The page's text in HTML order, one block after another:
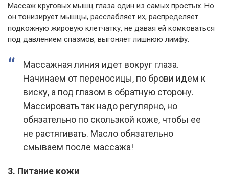
Массаж круговых мышц глаза один из самых простых. Но
он тонизирует мышцы, расслабляет их, распределяет
подкожную жировую клетчатку, не давая ей комковаться
под давлением спазмов, выгоняет лишнюю лимфу.
Массажная линия идет вокруг глаза.
Начинаем от переносицы, по брови идем к
виску, а под глазом в обратную сторону.
Массировать так надо регулярно, но
обязательно по скользкой коже, чтобы ее
не растягивать. Масло обязательно
смываем после массажа!
3. Питание кожи